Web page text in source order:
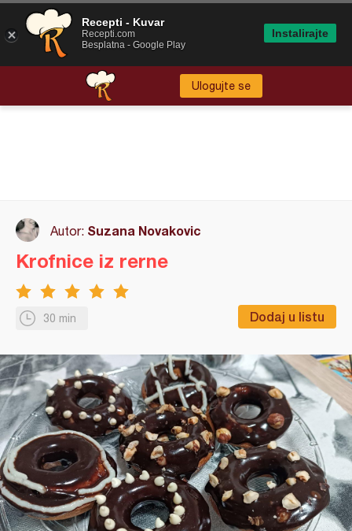
Ulogujte se
Autor: Suzana Novakovic
30 min Dodaj u listu
Krofnice iz rerne
Recepti - Kuvar
Recepti.com
Besplatna - Google Play
Instalirajte